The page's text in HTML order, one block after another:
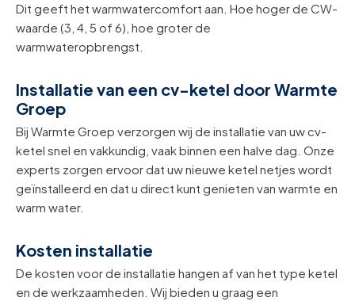
Dit geeft het warmwatercomfort aan. Hoe hoger de CW-
waarde (3, 4, 5 of 6), hoe groter de
warmwateropbrengst.
Installatie van een cv-ketel door Warmte
Groep
Bij Warmte Groep verzorgen wij de installatie van uw cv-
ketel snel en vakkundig, vaak binnen een halve dag. Onze
experts zorgen ervoor dat uw nieuwe ketel netjes wordt
geïnstalleerd en dat u direct kunt genieten van warmte en
warm water.
Kosten installatie
De kosten voor de installatie hangen af van het type ketel
en de werkzaamheden. Wij bieden u graag een